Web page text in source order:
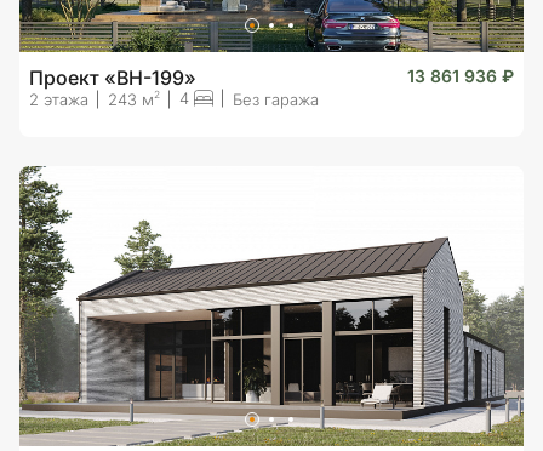
Проект «BH-199» 13 861 936 ₽
2 этажа 243 м2 4 Без гаража